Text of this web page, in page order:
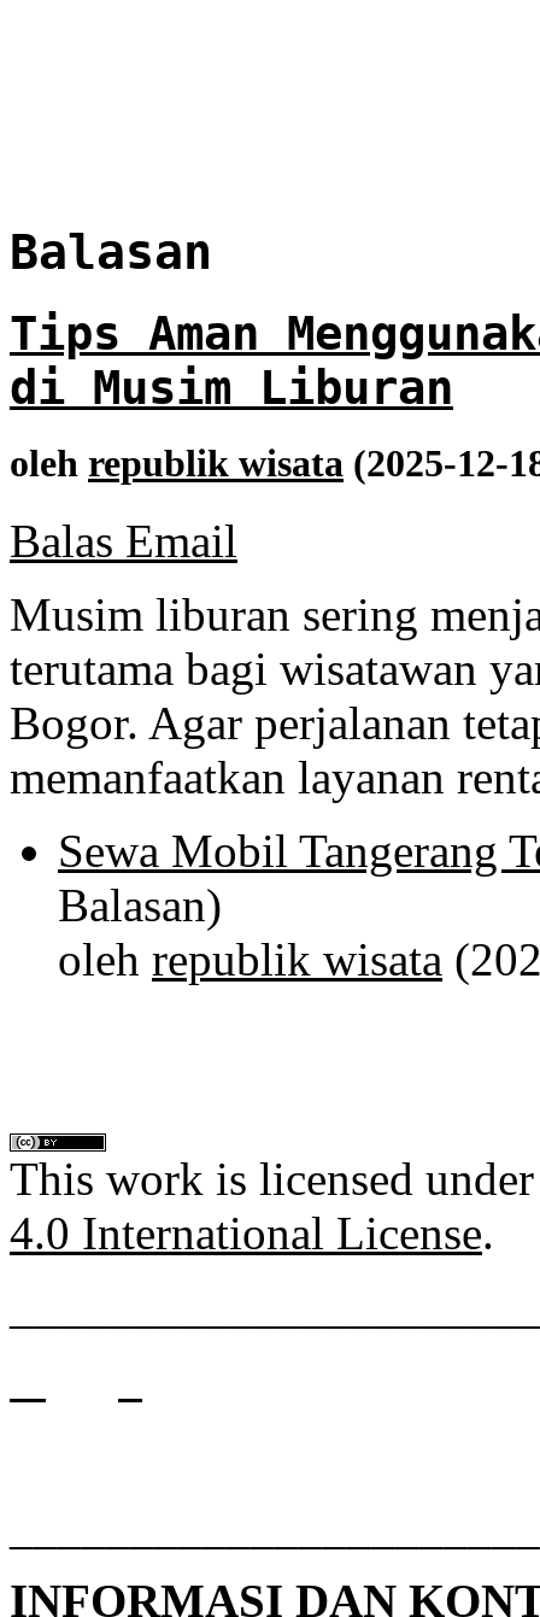
Balasan
Tips Aman
di Musim Liburan
oleh republik wisata (2025-12-
Balas Email
Musim liburan sering
terutama bagi wisatawan
Bogor. Agar perjalanan
memanfaatkan layanan
Sewa Mobil Tangerang
Balasan)
oleh republik wisata
This work is licensed
4.0 International License.
INFORMASI DAN